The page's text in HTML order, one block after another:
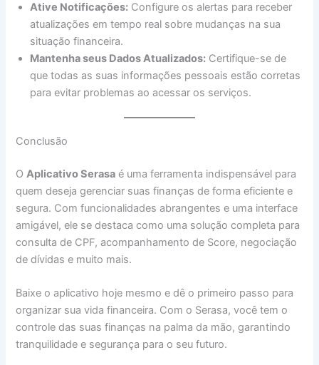
Ative Notificações: Configure os alertas para receber
atualizações em tempo real sobre mudanças na sua
situação financeira.
Mantenha seus Dados Atualizados: Certifique-se de
que todas as suas informações pessoais estão corretas
para evitar problemas ao acessar os serviços.
Conclusão
OAplicativo Serasa é uma ferramenta indispensável para
quem deseja gerenciar suas finanças de forma eficiente e
segura. Com funcionalidades abrangentes e uma interface
amigável, ele se destaca como uma solução completa para
consulta de CPF, acompanhamento de Score, negociação
de dívidas e muito mais.
Baixe o aplicativo hoje mesmo e dê o primeiro passo para
organizar sua vida financeira. Com o Serasa, você tem o
controle das suas finanças na palma da mão, garantindo
tranquilidade e segurança para o seu futuro.